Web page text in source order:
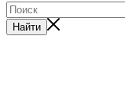
Найти